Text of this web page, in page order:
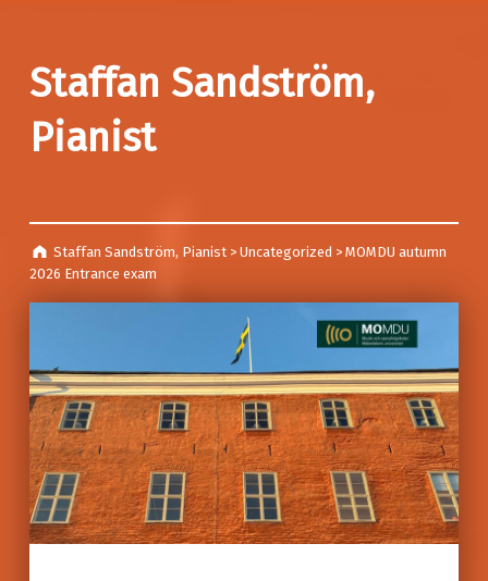
Staffan Sandström,
Pianist
Staffan Sandström, Pianist >Uncategorized >MOMDU autumn
2026 Entrance exam